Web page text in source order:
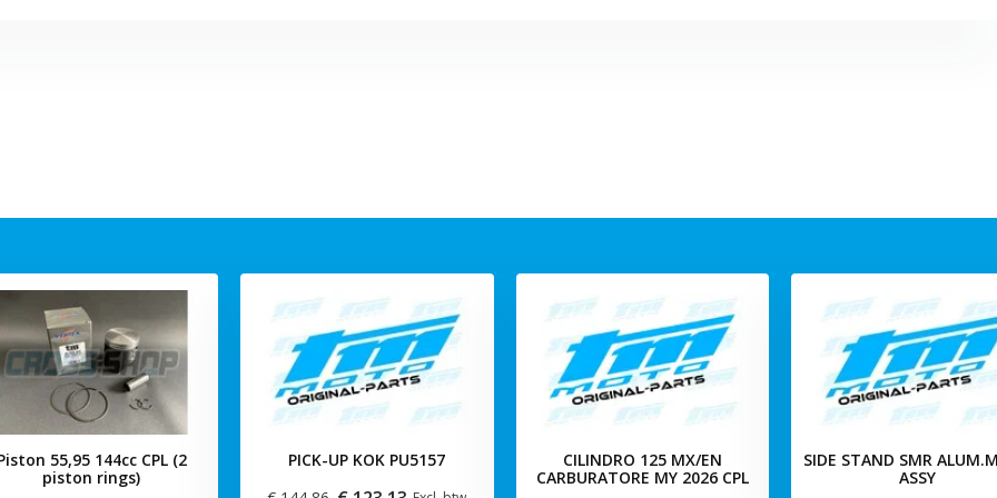
55,95 144cc CPL (2
piston rings)
PICK-UP KOK PU5157
CILINDRO 125 MX/EN
CARBURATORE MY 2026 CPL
SIDE STAND SMR
ASSY